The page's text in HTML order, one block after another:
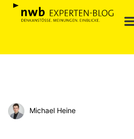
Michael Heine